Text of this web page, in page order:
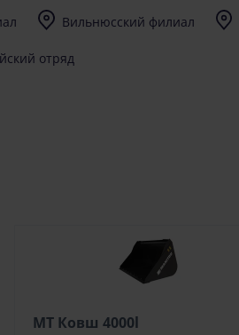
Вильнюсский филиал
отряд
MT Ковш 4000l